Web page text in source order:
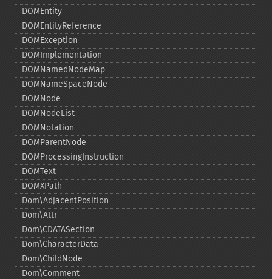
DOMEntity
DOMEntityReference
DOMException
DOMImplementation
DOMNamedNodeMap
DOMNameSpaceNode
DOMNode
DOMNodeList
DOMNotation
DOMParentNode
DOMProcessingInstruction
DOMText
DOMXPath
Dom\AdjacentPosition
Dom\Attr
Dom\CDATASection
Dom\CharacterData
Dom\ChildNode
Dom\Comment